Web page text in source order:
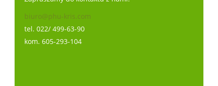
biuro@phu-kris.com
tel. 022/ 499-63-90
kom. 605-293-104